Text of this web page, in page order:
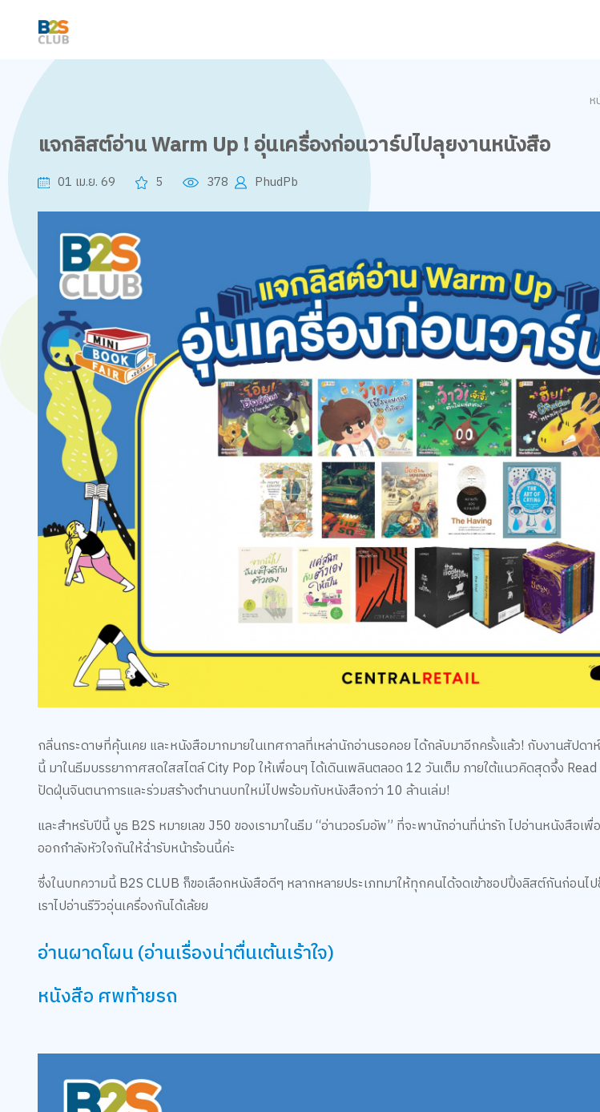
ห
แจกลิสต์อ่าน Warm Up ! อุ่นเครื่องก่อนวาร์ปไปลุยงานหนังสือ
01 เม.ย. 69 5 378 PhudPb
กลิ่นกระดาษที่คุ้นเคย และหนังสือมากมายในเทศกาลที่เหล่านักอ่านรอคอย ได้กลับมาอีกครั้งแล้ว! กับงานสัปด
นี้ มาในธีมบรรยากาศสดใสสไตล์ City Pop ให้เพื่อนๆ ได้เดินเพลินตลอด 12 วันเต็ม ภายใต้แนวคิดสุดจึ้ง
ปัดฝุ่นจินตนาการและร่วมสร้างตำนานบทใหม่ไปพร้อมกับหนังสือกว่า 10 ล้านเล่ม!
และสำหรับปีนี้ บูธ B2S หมายเลข J50 ของเรามาในธีม “อ่านวอร์มอัพ” ที่จะพานักอ่านที่น่ารัก ไปอ่านหนังสือเ
ออกกำลังหัวใจกันให้ฉ่ำรับหน้าร้อนนี้ค่ะ
ซึ่งในบทความนี้ B2S CLUB ก็ขอเลือกหนังสือดีๆ หลากหลายประเภทมาให้ทุกคนได้จดเข้าชอปปิ้งลิสต์กันก่อนไ
เราไปอ่านรีวิวอุ่นเครื่องกันได้เล้ยย
อ่านผาดโผน (อ่านเรื่องน่าตื่นเต้นเร้าใจ)
หนังสือ ศพท้ายรถ